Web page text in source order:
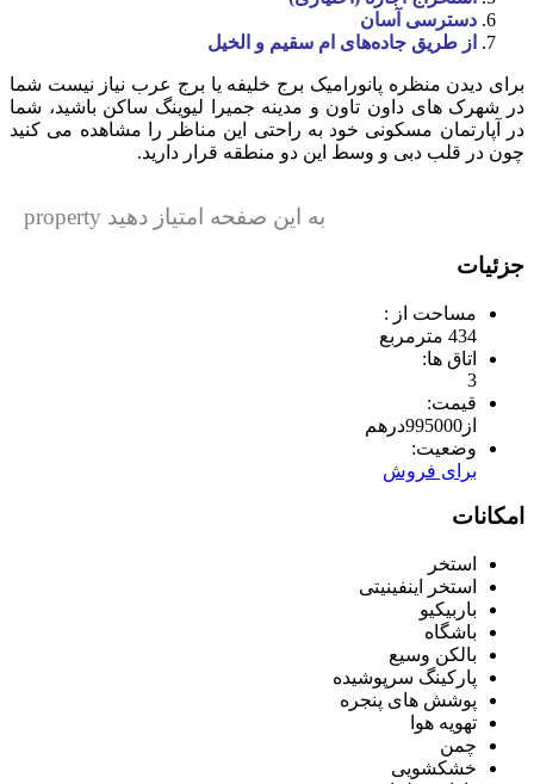
دسترسی آسان
از طریق جاده‌های ام سقیم و الخیل
برای دیدن منظره پانورامیک برج خلیفه یا برج عرب نیاز نیست شما
در شهرک های داون تاون و مدینه جمیرا لیوینگ ساکن باشید، شما
در آپارتمان مسکونی خود به راحتی این مناظر را مشاهده می کنید
چون در قلب دبی و وسط این دو منطقه قرار دارید.
به این صفحه امتیاز دهید property
جزئیات
مساحت از :
434 مترمربع
اتاق ها:
3
قیمت:
از 995000درهم
وضعیت:
برای فروش
امکانات
استخر
استخر اینفینیتی
باربیکیو
باشگاه
بالکن وسیع
پارکینگ سرپوشیده
پوشش های پنجره
تهویه هوا
چمن
خشکشویی